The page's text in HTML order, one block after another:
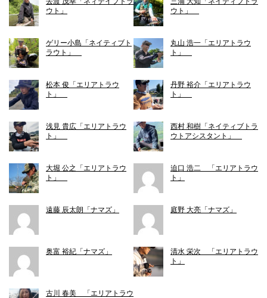
ウト」
ウト」
ゲリー小島「ネイティブト
ラウト」
丸山 浩一「エリアトラウ
ト」
松本 俊「エリアトラウ
ト」
丹野 裕介「エリアトラウ
ト」
浅見 貴広「エリアトラウ
ト」
西村 和樹「ネイティブトラ
ウトアシスタント」
大堀 公之「エリアトラウ
ト」
迫口 浩二 「エリアトラウ
ト」
遠藤 辰太朗「ナマズ」 庭野 大亮「ナマズ」
奥富 裕紀「ナマズ」
清水 栄次 「エリアトラウ
ト」
古川 春美 「エリアトラウ